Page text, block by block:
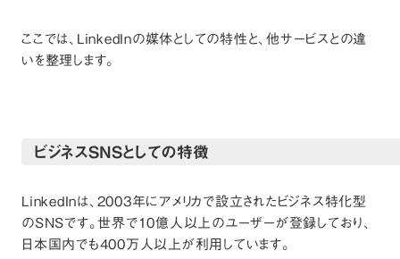
ここでは、LinkedInの媒体としての特性と、他サービスとの違
いを整理します。
ビジネスSNSとしての特徴
LinkedInは、2003年にアメリカで設立されたビジネス特化型
のSNSです。世界で10億人以上のユーザーが登録しており、
日本国内でも400万人以上が利用しています。